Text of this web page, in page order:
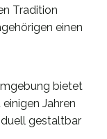
Tradition
einen
bietet
Jahren
gestaltbar